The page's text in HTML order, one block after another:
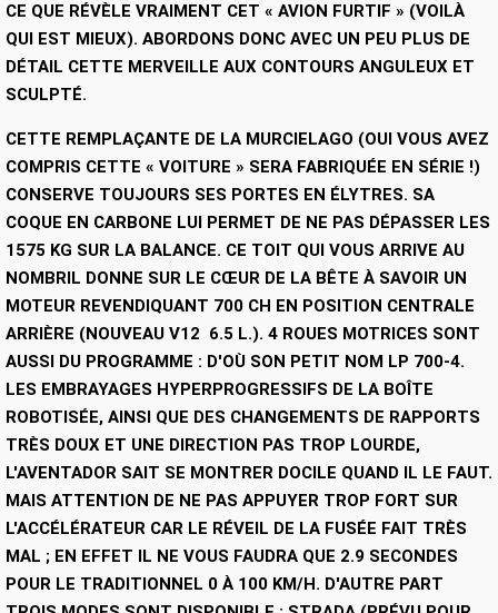
CE QUE RÉVÈLE VRAIMENT CET « AVION FURTIF » (VOILÀ
QUI EST MIEUX). ABORDONS DONC AVEC UN PEU PLUS DE
DÉTAIL CETTE MERVEILLE AUX CONTOURS ANGULEUX ET
SCULPTÉ.
CETTE REMPLAÇANTE DE LA MURCIELAGO (OUI VOUS AVEZ
COMPRIS CETTE « VOITURE » SERA FABRIQUÉE EN SÉRIE !)
CONSERVE TOUJOURS SES PORTES EN ÉLYTRES. SA
COQUE EN CARBONE LUI PERMET DE NE PAS DÉPASSER LES
1575 KG SUR LA BALANCE. CE TOIT QUI VOUS ARRIVE AU
NOMBRIL DONNE SUR LE CŒUR DE LA BÊTE À SAVOIR UN
MOTEUR REVENDIQUANT 700 CH EN POSITION CENTRALE
ARRIÈRE (NOUVEAU V12 6.5 L.). 4 ROUES MOTRICES SONT
AUSSI DU PROGRAMME : D'OÙ SON PETIT NOM LP 700-4.
LES EMBRAYAGES HYPERPROGRESSIFS DE LA BOÎTE
ROBOTISÉE, AINSI QUE DES CHANGEMENTS DE RAPPORTS
TRÈS DOUX ET UNE DIRECTION PAS TROP LOURDE,
L'AVENTADOR SAIT SE MONTRER DOCILE QUAND IL LE FAUT.
MAIS ATTENTION DE NE PAS APPUYER TROP FORT SUR
L'ACCÉLÉRATEUR CAR LE RÉVEIL DE LA FUSÉE FAIT TRÈS
MAL ; EN EFFET IL NE VOUS FAUDRA QUE 2.9 SECONDES
POUR LE TRADITIONNEL 0 À 100 KM/H. D'AUTRE PART